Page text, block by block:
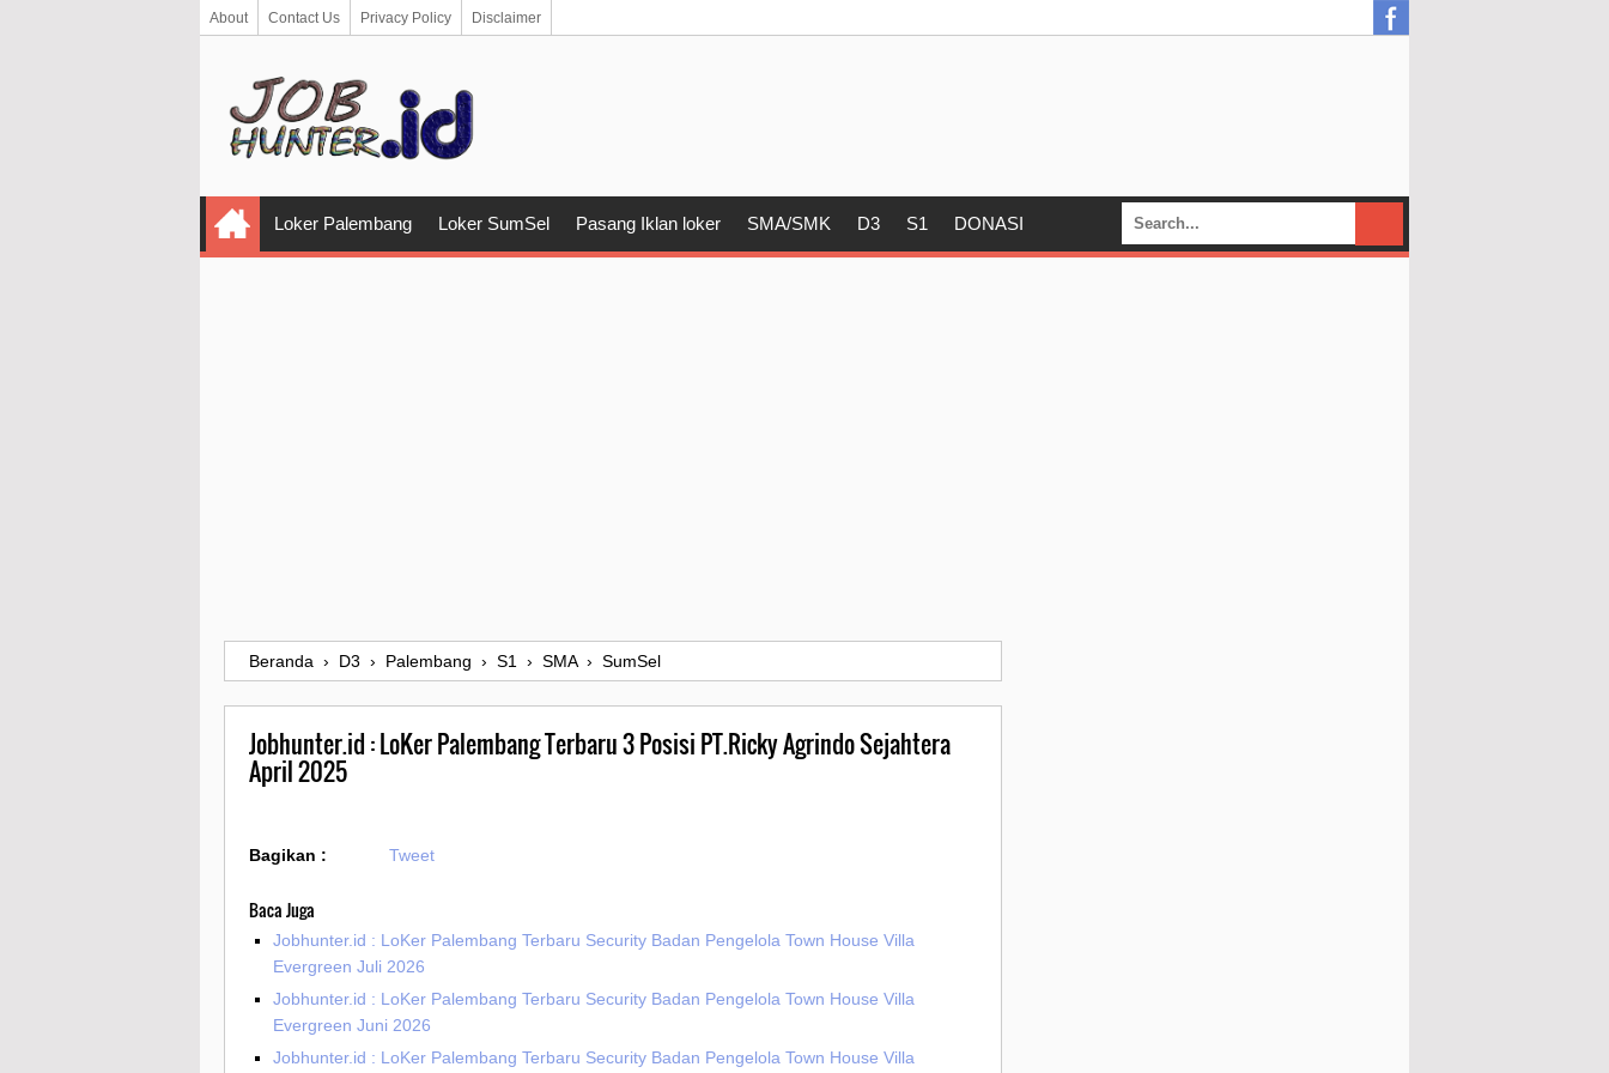
About Contact Us Privacy Policy Disclaimer
Loker Palembang Loker SumSel Pasang Iklan loker SMA/SMK D3 S1 DONASI
Beranda › D3 › Palembang › S1 › SMA › SumSel
Jobhunter.id : LoKer Palembang Terbaru 3 Posisi PT.Ricky Agrindo Sejahtera
April 2025
Bagikan : Tweet
Baca Juga
Jobhunter.id : LoKer Palembang Terbaru Security Badan Pengelola Town House Villa
Evergreen Juli 2026
Jobhunter.id : LoKer Palembang Terbaru Security Badan Pengelola Town House Villa
Evergreen Juni 2026
Jobhunter.id : LoKer Palembang Terbaru Security Badan Pengelola Town House Villa